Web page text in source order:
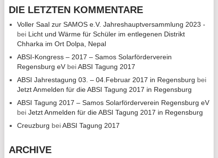
DIE LETZTEN KOMMENTARE
Voller Saal zur SAMOS e.V. Jahreshauptversammlung 2023 -
bei Licht und Wärme für Schüler im entlegenen Distrikt
Chharka im Ort Dolpa, Nepal
ABSI-Kongress – 2017 – Samos Solarförderverein
Regensburg eVbeiABSI Tagung 2017
ABSI Jahrestagung 03. – 04.Februar 2017 in Regensburg bei
Jetzt Anmelden für die ABSI Tagung 2017 in Regensburg
ABSI Tagung 2017 – Samos Solarförderverein Regensburg eV
bei Jetzt Anmelden für die ABSI Tagung 2017 in Regensburg
Creuzburg beiABSI Tagung 2017
ARCHIVE